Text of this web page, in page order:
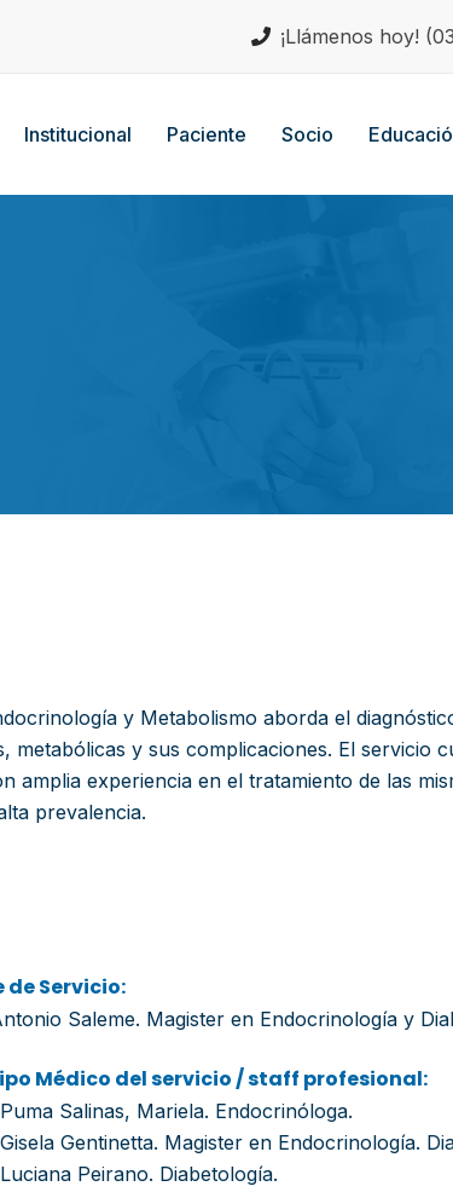
¡Llámenos hoy!
Institucional Paciente Socio
y Metabolismo aborda el
metabólicas y sus complicaciones. El servicio
amplia experiencia en el tratamiento de las
prevalencia.
de Servicio:
Saleme. Magister en Endocrinología y
Médico del servicio / staff profesional:
Salinas, Mariela. Endocrinóloga.
Gentinetta. Magister en Endocrinología.
Peirano. Diabetología.